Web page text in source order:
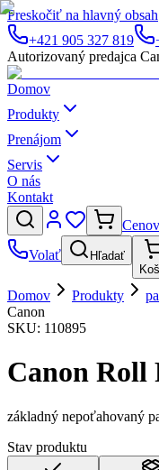
Preskočiť na hlavný obsah
+421 905 327 819
Autorizovaný predajca
Domov
Produkty
Prenájom
Servis
O nás
Kontakt
Volať
Hľadať
Domov Produkty
Canon
SKU: 110895
Canon Roll
základný nepoťahovaný
Stav produktu